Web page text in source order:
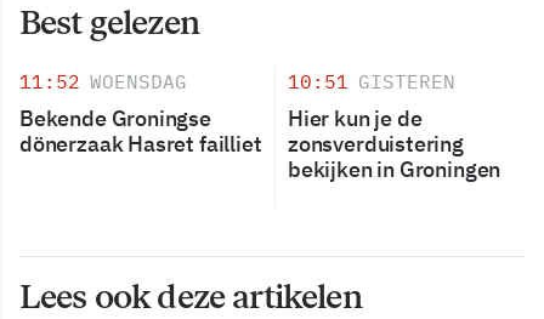
Best gelezen
11:52 WOENSDAG
Bekende Groningse
dönerzaak Hasret failliet
10:51 GISTEREN
Hier kun je de
zonsverduistering
bekijken in Groningen
Lees ook deze artikelen